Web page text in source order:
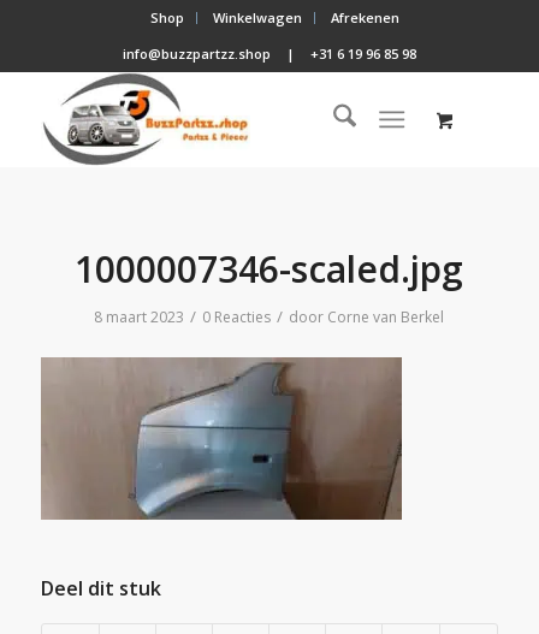
Shop Winkelwagen
Afrekenen
info@buzzpartzz.shop
| +31 6 19 96 85 98
1000007346-scaled.jpg
8 maart 2023 / 0 Reacties / door Corne van Berkel
Deel dit stuk